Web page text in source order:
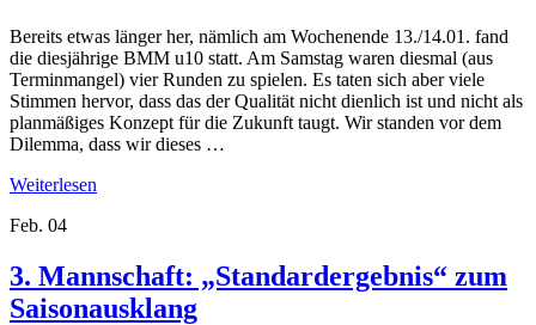
Bereits etwas länger her, nämlich am Wochenende 13./14.01. fand
die diesjährige BMM u10 statt. Am Samstag waren diesmal (aus
Terminmangel) vier Runden zu spielen. Es taten sich aber viele
Stimmen hervor, dass das der Qualität nicht dienlich ist und nicht als
planmäßiges Konzept für die Zukunft taugt. Wir standen vor dem
Dilemma, dass wir dieses …
Weiterlesen
Feb. 04
3. Mannschaft: „Standardergebnis“ zum
Saisonausklang